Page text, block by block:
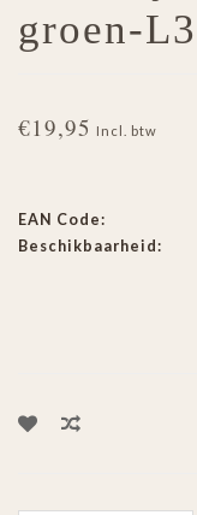
groen-
€19,95 Incl. btw
EAN Code:
Beschikbaarheid: